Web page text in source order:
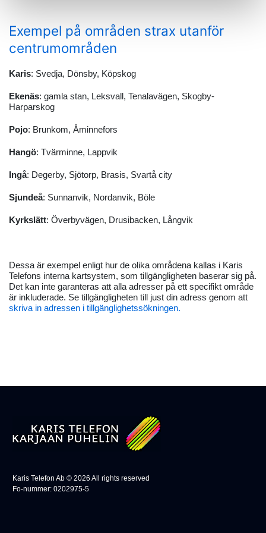
Exempel på områden strax utanför
centrumområden
Karis: Svedja, Dönsby, Köpskog
Ekenäs: gamla stan, Leksvall, Tenalavägen, Skogby-
Harparskog
Pojo: Brunkom, Åminnefors
Hangö: Tvärminne, Lappvik
Ingå: Degerby, Sjötorp, Brasis, Svartå city
Sjundeå: Sunnanvik, Nordanvik, Böle
Kyrkslätt: Överbyvägen, Drusibacken, Långvik
Dessa är exempel enligt hur de olika områdena kallas i Karis
Telefons interna kartsystem, som tillgängligheten baserar sig på.
Det kan inte garanteras att alla adresser på ett specifikt område
är inkluderade. Se tillgängligheten till just din adress genom att
skriva in adressen i tillgänglighetssökningen.
Karis Telefon Ab ©2026 All rights reserved
Fo-nummer: 0202975-5